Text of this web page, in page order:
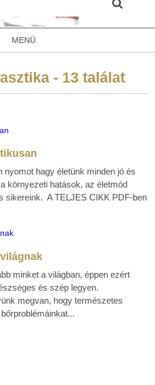
MENÜ
- 13 találat
nyomot hagy életünk minden jó és
környezeti hatások, az életmód
sikereink. A TELJES CIKK PDF-ben
minket a világban, éppen ezért
és szép legyen.
megvan, hogy természetes